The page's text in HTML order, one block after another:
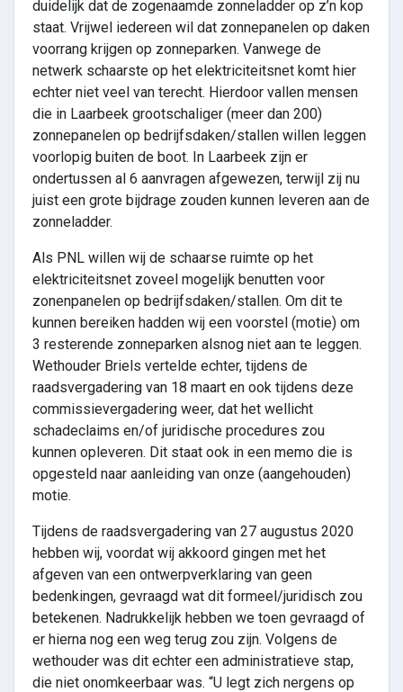
duidelijk dat de zogenaamde zonneladder op z’n kop
staat. Vrijwel iedereen wil dat zonnepanelen op daken
voorrang krijgen op zonneparken. Vanwege de
netwerk schaarste op het elektriciteitsnet komt hier
echter niet veel van terecht. Hierdoor vallen mensen
die in Laarbeek grootschaliger (meer dan 200)
zonnepanelen op bedrijfsdaken/stallen willen leggen
voorlopig buiten de boot. In Laarbeek zijn er
ondertussen al 6 aanvragen afgewezen, terwijl zij nu
juist een grote bijdrage zouden kunnen leveren aan de
zonneladder.
Als PNL willen wij de schaarse ruimte op het
elektriciteitsnet zoveel mogelijk benutten voor
zonenpanelen op bedrijfsdaken/stallen. Om dit te
kunnen bereiken hadden wij een voorstel (motie) om
3 resterende zonneparken alsnog niet aan te leggen.
Wethouder Briels vertelde echter, tijdens de
raadsvergadering van 18 maart en ook tijdens deze
commissievergadering weer, dat het wellicht
schadeclaims en/of juridische procedures zou
kunnen opleveren. Dit staat ook in een memo die is
opgesteld naar aanleiding van onze (aangehouden)
motie.
Tijdens de raadsvergadering van 27 augustus 2020
hebben wij, voordat wij akkoord gingen met het
afgeven van een ontwerpverklaring van geen
bedenkingen, gevraagd wat dit formeel/juridisch zou
betekenen. Nadrukkelijk hebben we toen gevraagd of
er hierna nog een weg terug zou zijn. Volgens de
wethouder was dit echter een administratieve stap,
die niet onomkeerbaar was. “U legt zich nergens op